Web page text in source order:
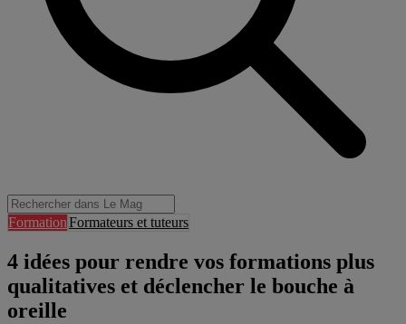
FormationFormateurs et tuteurs
4 idées pour rendre vos formations plus
qualitatives et déclencher le bouche à
oreille